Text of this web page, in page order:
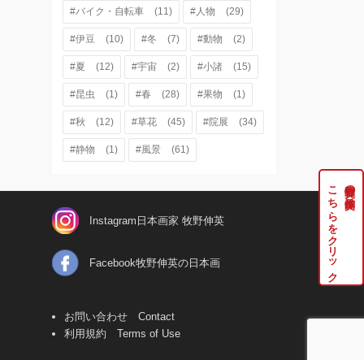
#バイク・自転車 (11) #人物 (29)
#伊豆 (10) #冬 (7) #動物 (2)
#夏 (12) #宇宙 (2) #小諸 (15)
#昆虫 (1) #春 (28) #果物 (1)
#秋 (12) #草花 (45) #院展 (34)
#静物 (1) #風景 (61)
牧野伸英の実作品は
こちらをクリック
Instagram日本画家 牧野伸英
Facebook牧野伸英の日本画
お問い合わせ Contact
利用規約 Terms of Use